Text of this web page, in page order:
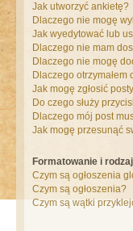
Jak utworzyć ankietę?
Dlaczego nie mogę
Jak wyedytować lub
Dlaczego nie mam
Dlaczego nie mogę
Dlaczego otrzymałem
Jak mogę zgłosić
Do czego służy
Dlaczego mój post
Jak mogę przesunąć
Formatowanie i
Czym są ogłoszenia
Czym są ogłoszenia?
Czym są wątki